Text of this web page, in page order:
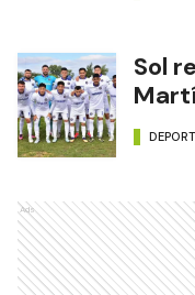
Sol
Ads